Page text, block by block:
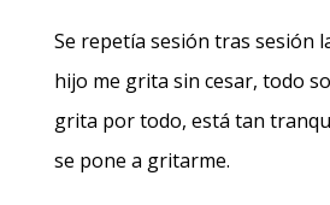
Se repetía sesión tras sesión
hijo me grita sin cesar, todo
grita por todo, está tan
se pone a gritarme.